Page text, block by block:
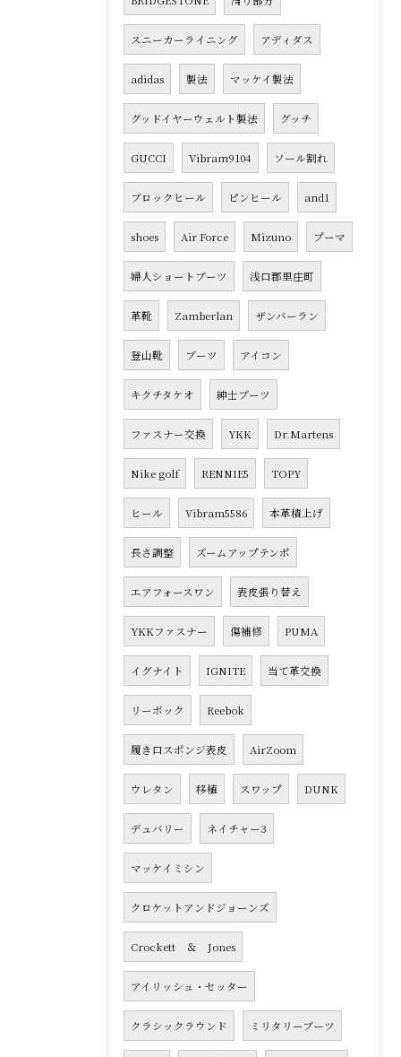
スニーカーライニング アディダス
adidas 製法 マッケイ製法
グッドイヤーウェルト製法 グッチ
GUCCI Vibram9104 ソール割れ
ブロックヒール ピンヒール and1
shoes Air Force Mizuno プーマ
婦人ショートブーツ 浅口郡里庄町
革靴 Zamberlan ザンバーラン
登山靴 ブーツ アイコン
キクチタケオ 紳士ブーツ
ファスナー交換 YKK Dr.Martens
Nike golf RENNIE5 TOPY
ヒール Vibram5586 本革積上げ
長さ調整 ズームアップテンポ
エアフォースワン 表皮張り替え
YKKファスナー 傷補修 PUMA
イグナイト IGNITE 当て革交換
リーボック Reebok
履き口スポンジ表皮 AirZoom
ウレタン 移植 スワップ DUNK
デュバリー ネイチャー3
マッケイミシン
クロケットアンドジョーンズ
Crockett ＆ Jones
アイリッシュ・セッター
クラシックラウンド ミリタリーブーツ